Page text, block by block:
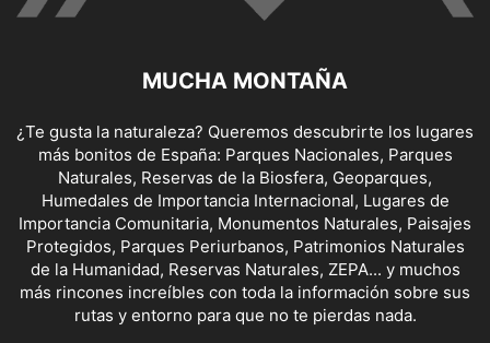
MUCHA MONTAÑA
¿Te gusta la naturaleza? Queremos descubrirte los lugares
más bonitos de España: Parques Nacionales, Parques
Naturales, Reservas de la Biosfera, Geoparques,
Humedales de Importancia Internacional, Lugares de
Importancia Comunitaria, Monumentos Naturales, Paisajes
Protegidos, Parques Periurbanos, Patrimonios Naturales
de la Humanidad, Reservas Naturales, ZEPA... y muchos
más rincones increíbles con toda la información sobre sus
rutas y entorno para que no te pierdas nada.